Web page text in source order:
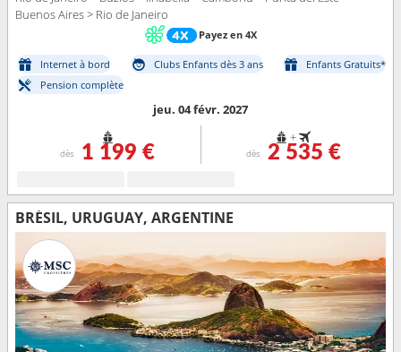
Buenos Aires > Rio de Janeiro
Payez en 4X
Internet à bord Clubs Enfants dès 3 ans
Enfants Gratuits*
Pension complète
jeu. 04 févr. 2027
dès 1 199 €
+
dès 2 535 €
BRÉSIL, URUGUAY, ARGENTINE